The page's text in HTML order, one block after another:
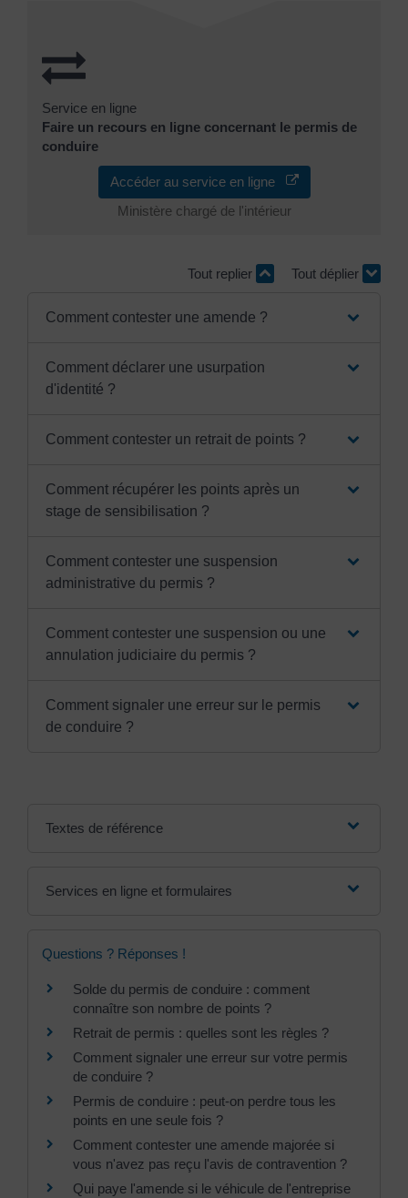
Service en ligne
Faire un recours en ligne concernant le permis de
conduire
Accéder au service en ligne
Ministère chargé de l'intérieur
Tout replier Tout déplier
Comment contester une amende ?
Comment déclarer une usurpation
d'identité ?
Comment contester un retrait de points ?
Comment récupérer les points après un
stage de sensibilisation ?
Comment contester une suspension
administrative du permis ?
Comment contester une suspension ou une
annulation judiciaire du permis ?
Comment signaler une erreur sur le permis
de conduire ?
Textes de référence
Services en ligne et formulaires
Questions ? Réponses !
Solde du permis de conduire : comment
connaître son nombre de points ?
Retrait de permis : quelles sont les règles ?
Comment signaler une erreur sur votre permis
de conduire ?
Permis de conduire : peut-on perdre tous les
points en une seule fois ?
Comment contester une amende majorée si
vous n'avez pas reçu l'avis de contravention ?
Qui paye l'amende si le véhicule de l'entreprise